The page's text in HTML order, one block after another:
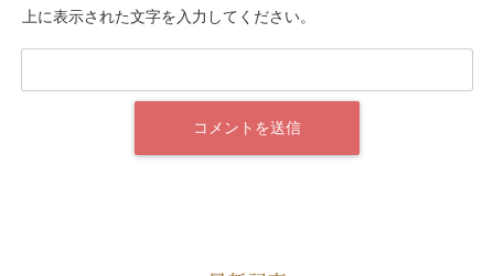
上に表示された文字を入力してください。